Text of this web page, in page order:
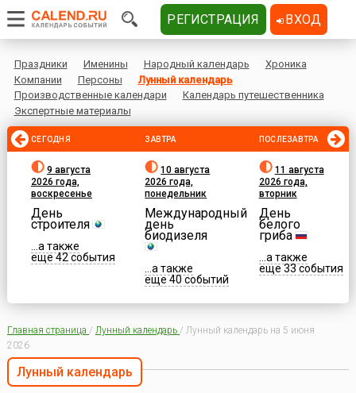
Праздники Именины Народный календарь
Хроника
Компании
Персоны
Лунный календарь
Производственные календари
Календарь путешественника
Экспертные материалы
СЕГОДНЯ
9 августа
2026 года,
воскресенье
День
строителя
...а также
еще 42 события
ЗАВТРА
10 августа
2026 года,
понедельник
Международный
день
биодизеля
...а также
еще 40 событий
ПОСЛЕЗАВТРА
11 августа
2026 года,
вторник
День
белого
гриба
...а также
еще 33 события
Главная страница / Лунный календарь / Лунный календарь на 5 июня
2026
Лунный календарь
РЕГИСТРАЦИЯ ВХОД